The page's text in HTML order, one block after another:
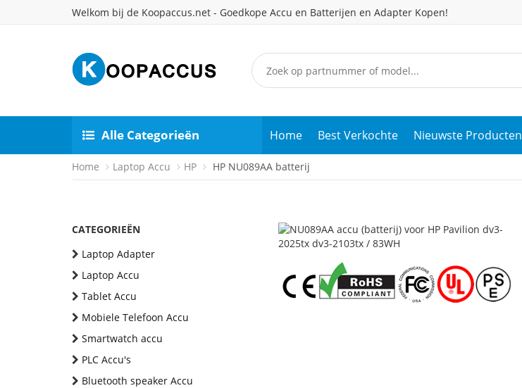
Welkom bij de Koopaccus.net - Goedkope Accu en Batterijen en Adapter Kopen!
Alle Categorieën Home Best Verkochte Nieuwste Producten
Home Laptop Accu HP HP NU089AA batterij
CATEGORIEËN
Laptop Adapter
Laptop Accu
Tablet Accu
Mobiele Telefoon Accu
Smartwatch accu
PLC Accu's
Bluetooth speaker Accu